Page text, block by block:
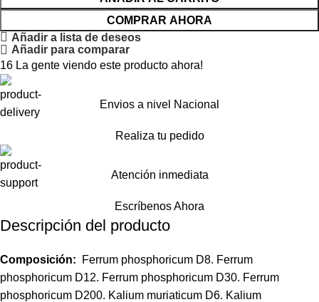
COMPRAR AHORA
Añadir a lista de deseos
Añadir para comparar
16 La gente viendo este producto ahora!
Envios a nivel Nacional
Realiza tu pedido
Atención inmediata
Escríbenos Ahora
Descripción del producto
Composición: Ferrum phosphoricum D8. Ferrum
phosphoricum D12. Ferrum phosphoricum D30. Ferrum
phosphoricum D200. Kalium muriaticum D6. Kalium